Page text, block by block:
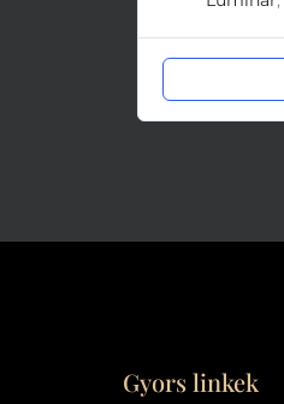
Gyors linkek